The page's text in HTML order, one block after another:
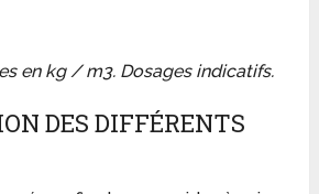
en kg / m3. Dosages indicatifs.
DES DIFFÉRENTS